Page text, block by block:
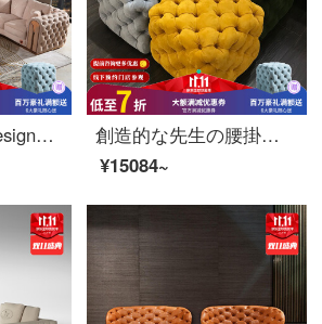
創意さん（Mr Design）ソファーの後、現代本革ソファーの新古典モデルルーム港式の軽豪華ソファーの大きな部屋型別荘の家具は4人位の272 cmを決めました。
創造的な先生の腰掛けはソファーの腰掛けを掛けて布芸の四角な腰掛けを掛けて、足を置いて靴の腰掛けを交換します。居間の化粧腰掛けは輸入して砂の絨毯をつぶします。
¥15084~